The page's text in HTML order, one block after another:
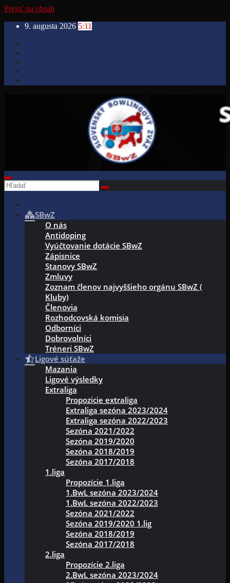
Prejsť na obsah
9. augusta 2026 5:11
SBwZ
O nás
Antidoping
Vyúčtovanie dotácie SBwZ
Zápisnice
Stanovy SBwZ
Zmluvy
Zoznam členov najvyššieho orgánu SBwZ (
Kluby)
Členovia
Rozhodcovská komisia
Odborníci
Dobrovolníci
Tréneri SBwZ
Ligové súťaže
Mazania
Ligové výsledky
Extraliga
Propozicie extraliga
Extraliga sezóna 2023/2024
Extraliga sezóna 2022/2023
Sezóna 2021/2022
Sezóna 2019/2020
Sezóna 2018/2019
Sezóna 2017/2018
1.liga
Propozície 1.liga
1.BwL sezóna 2023/2024
1.BwL sezóna 2022/2023
Sezóna 2021/2022
Sezóna 2019/2020 1.lig
Sezóna 2018/2019
Sezóna 2017/2018
2.liga
Propozície 2.liga
2.BwL sezóna 2023/2024